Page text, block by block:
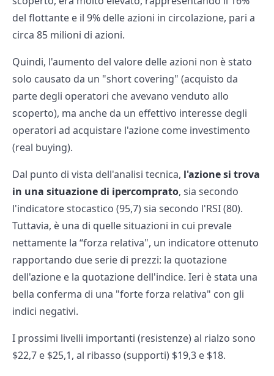
del flottante e il 9% delle azioni in circolazione, pari a
circa 85 milioni di azioni.
Quindi, l'aumento del valore delle azioni non è stato
solo causato da un "short covering" (acquisto da
parte degli operatori che avevano venduto allo
scoperto), ma anche da un effettivo interesse degli
operatori ad acquistare l'azione come investimento
(real buying).
Dal punto di vista dell'analisi tecnica, l'azione si trova
in una situazione di ipercomprato, sia secondo
l'indicatore stocastico (95,7) sia secondo l'RSI (80).
Tuttavia, è una di quelle situazioni in cui prevale
nettamente la “forza relativa", un indicatore ottenuto
rapportando due serie di prezzi: la quotazione
dell'azione e la quotazione dell'indice. Ieri è stata una
bella conferma di una "forte forza relativa" con gli
indici negativi.
I prossimi livelli importanti (resistenze) al rialzo sono
$22,7 e $25,1, al ribasso (supporti) $19,3 e $18.